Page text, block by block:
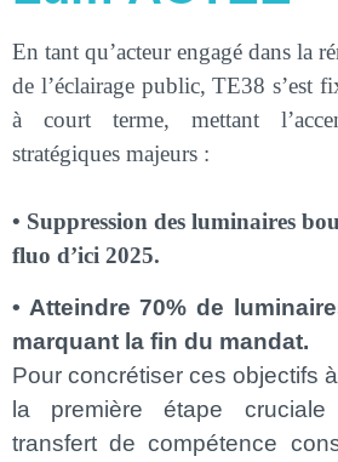
En tant qu’acteur engagé dans la
de l’éclairage public, TE38 s’est
à court terme, mettant
stratégiques majeurs :
• Suppression des luminaires
fluo d’ici 2025.
• Atteindre 70% de
marquant la fin du mandat.
Pour concrétiser ces objectifs
la première étape
transfert de compétence